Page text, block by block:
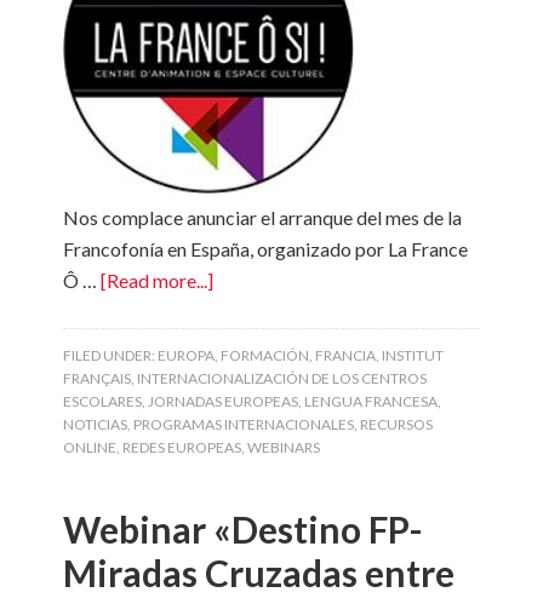
Nos complace anunciar el arranque del mes de la
Francofonía en España, organizado por La France
Ô …[Read more...]
FILED UNDER: EUROPA, FORMACIÓN, FRANCIA, INSTITUT
FRANÇAIS, INTERNACIONALIZACIÓN DE LOS CENTROS
ESCOLARES,JORNADAS EUROPEAS, LENGUA FRANCESA,
NOTICIAS, PROGRAMAS INTERNACIONALES, RECURSOS
ONLINE, REDES EUROPEAS,WEBINARS
Webinar «Destino FP-
Miradas Cruzadas entre